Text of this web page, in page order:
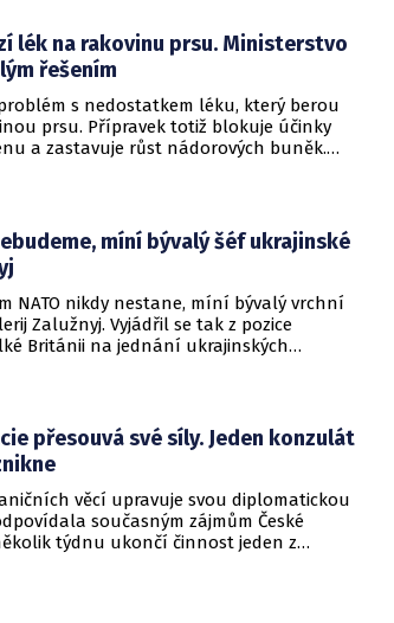
lék na rakovinu prsu. Ministerstvo
řešením
s nedostatkem léku, který berou
prsu. Přípravek totiž blokuje účinky
a zastavuje růst nádorových buněk.
míní bývalý šéf ukrajinské
NATO nikdy nestane, míní bývalý vrchní
Zalužnyj. Vyjádřil se tak z pozice
Británii na jednání ukrajinských
přesouvá své síly. Jeden konzulát
věcí upravuje svou diplomatickou
současným zájmům České
týdnu ukončí činnost jeden z